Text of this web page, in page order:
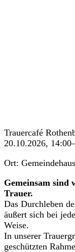
Trauercafé
20.10.2026,
Ort:
Gemeinsam sind
Trauer.
Das Durchleben
äußert sich bei
Weise.
In unserer
geschützten